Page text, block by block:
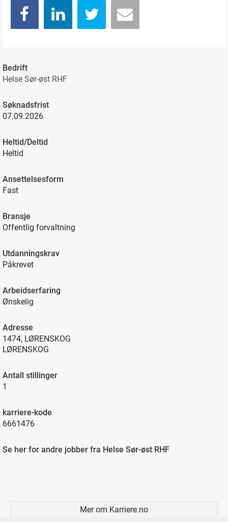
Bedrift
Helse Sør-øst RHF
Søknadsfrist
07.09.2026
Heltid/Deltid
Heltid
Ansettelsesform
Fast
Bransje
Offentlig forvaltning
Utdanningskrav
Påkrevet
Arbeidserfaring
Ønskelig
Adresse
1474, LØRENSKOG
LØRENSKOG
Antall stillinger
1
karriere-kode
6661476
Se her for andre jobber fra Helse Sør-øst RHF
Mer om Karriere.no